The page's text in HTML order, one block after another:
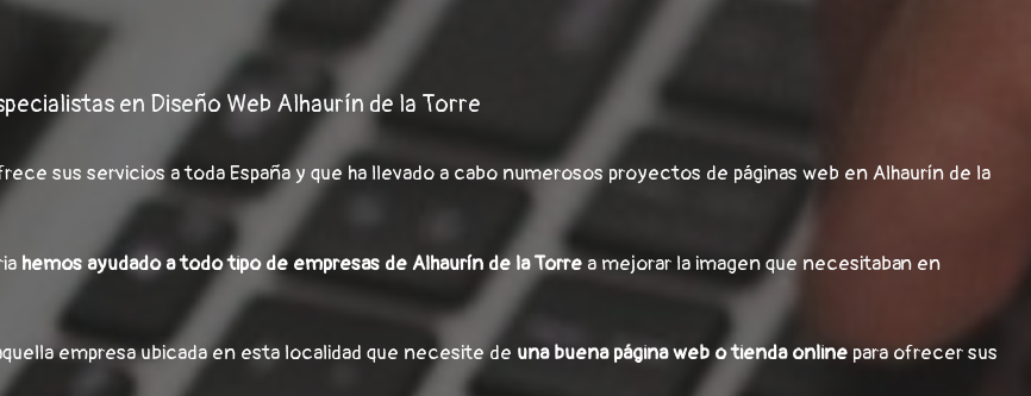
en Diseño Web Alhaurín de la Torre
sus servicios a toda España y que ha llevado a cabo numerosos proyectos de páginas web en Alhaurín de la
hemos ayudado a todo tipo de empresas de Alhaurín de la Torrea mejorar la imagen que necesitaban en
empresa ubicada en esta localidad que necesite de una buena página web o tienda onlinepara ofrecer sus